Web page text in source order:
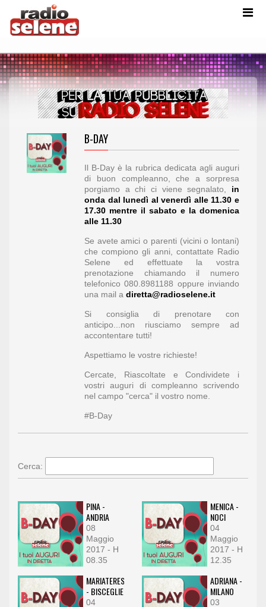
B-DAY
Il B-Day è la rubrica dedicata agli auguri
di buon compleanno, che a sorpresa
porgiamo a chi ci viene segnalato, in
onda dal lunedì al venerdì alle 11.30 e
17.30 mentre il sabato e la domenica
alle 11.30
Se avete amici o parenti (vicini o lontani)
che compiono gli anni, contattate Radio
Selene ed effettuate la vostra
prenotazione chiamando il numero
telefonico 080.8981188 oppure inviando
una mail a diretta@radioselene.it
Si consiglia di prenotare con
anticipo...non riusciamo sempre ad
accontentare tutti!
Aspettiamo le vostre richieste!
Cercate, Riascoltate e Condividete i
vostri auguri di compleanno scrivendo
nel campo "cerca" il vostro nome.
#B-Day
Cerca:
PINA -
ANDRIA
08
Maggio
2017 - H
08.35
MENICA -
NOCI
04
Maggio
2017 - H
12.35
MARIATERESA
- BISCEGLIE
04
ADRIANA -
MILANO
03